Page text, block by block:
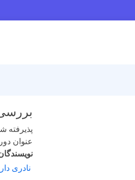
پذیرفته
عنوان
نادری